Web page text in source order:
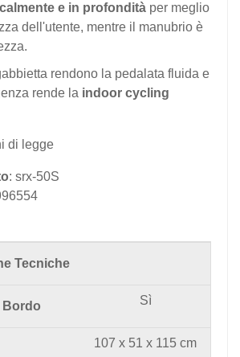
e in profondità per meglio
dell'utente, mentre il manubrio è
rendono la pedalata fluida e
rende la indoor cycling
di legge
: srx-50S
Tecniche
Bordo Sì
107 x 51 x 115 cm